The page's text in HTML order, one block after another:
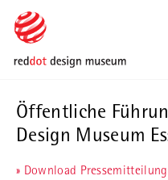
Skip to main content
Skip to page footer
Öffentliche
Design Museum
» Download Pressemitteilung